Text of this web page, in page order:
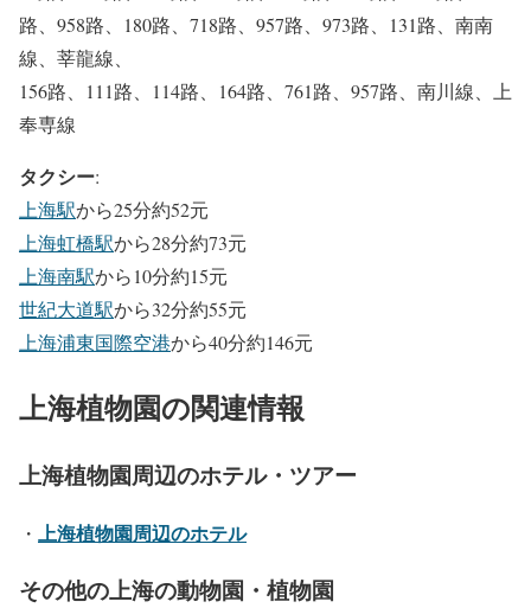
路、958路、180路、718路、957路、973路、131路、南南
線、莘龍線、
156路、111路、114路、164路、761路、957路、南川線、上
奉専線
タクシー:
上海駅から25分約52元
上海虹橋駅から28分約73元
上海南駅から10分約15元
世紀大道駅から32分約55元
上海浦東国際空港から40分約146元
上海植物園の関連情報
上海植物園周辺のホテル・ツアー
・ 上海植物園周辺のホテル
その他の上海の動物園・植物園